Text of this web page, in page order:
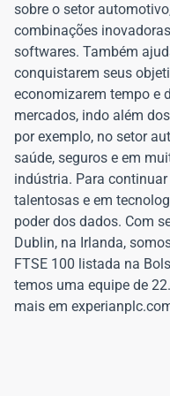
sobre o setor
combinações
softwares. Também
conquistarem seus
economizarem tempo e
mercados, indo além
por exemplo, no setor
saúde, seguros e em
indústria. Para
talentosas e em
poder dos dados. Com
Dublin, na Irlanda,
FTSE 100 listada na
temos uma equipe de
mais em